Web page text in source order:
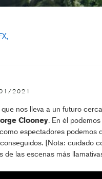
2021
nos lleva a un futuro
Clooney. En él
espectadores podemos
[Nota: cuidado
de las escenas más